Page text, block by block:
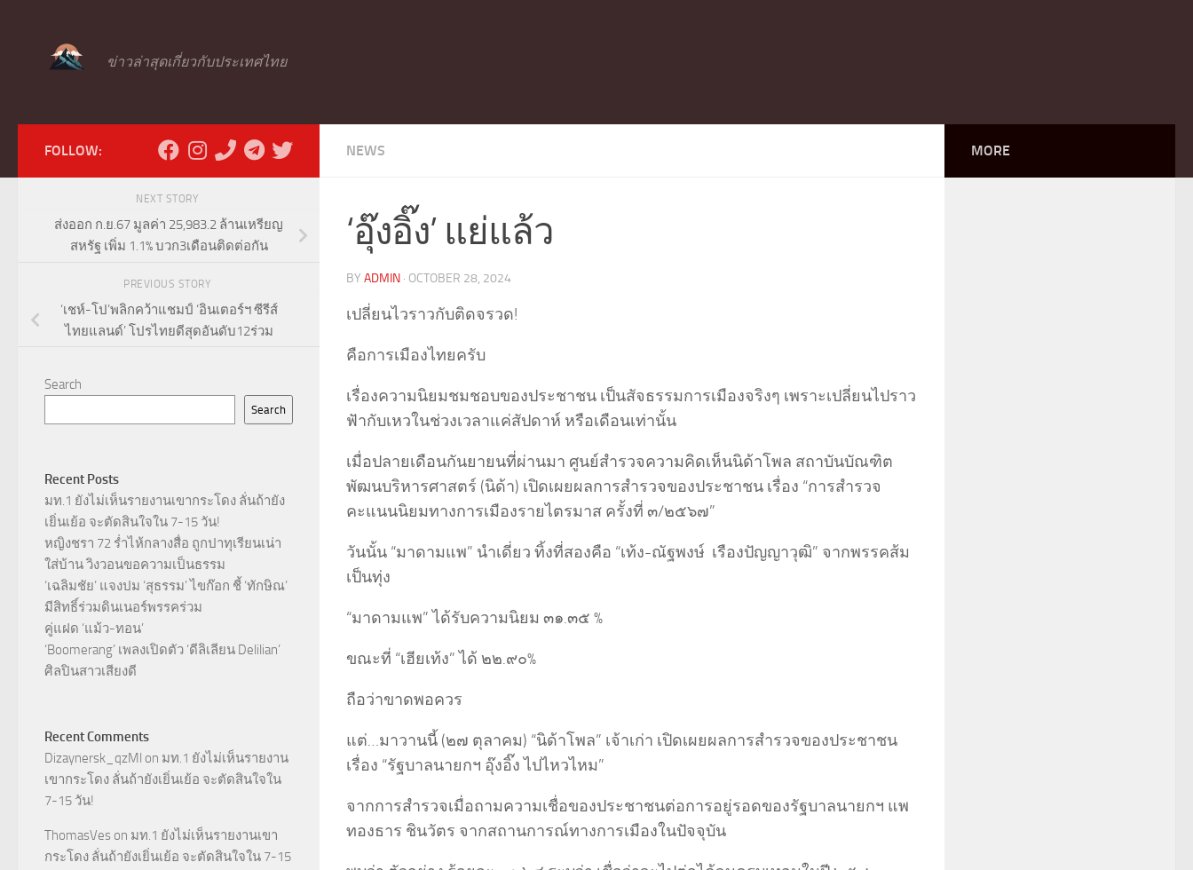
ข่าวล่าสุดเกี่ยวกับประเทศไทย
NEWS
‘อุ๊งอิ๊ง’ แย่แล้ว
BY ADMIN · OCTOBER 28, 2024
เปลี่ยนไวราวกับติดจรวด!
คือการเมืองไทยครับ
เรื่องความนิยมชมชอบของประชาชน เป็นสัจธรรมการเมืองจริงๆ เพราะเปลี่ยนไปราว
ฟัากับเหวในช่วงเวลาแค่สัปดาห์ หรือเดือนเท่านั้น
เมื่อปลายเดือนกันยายนที่ผ่านมา ศูนย์สำรวจความคิดเห็นนิด้าโพล สถาบันบัณฑิต
พัฒนบริหารศาสตร์ (นิด้า) เปิดเผยผลการสำรวจของประชาชน เรื่อง “การสำรวจ
คะแนนนิยมทางการเมืองรายไตรมาส ครั้งที่ ๓/๒๕๖๗”
วันนั้น “มาดามแพ” นำเดี่ยว ทิ้งที่สองคือ “เท้ง-ณัฐพงษ์ เรืองปัญญาวุฒิ” จากพรรคส้ม
เป็นทุ่ง
“มาดามแพ” ได้รับความนิยม ๓๑.๓๕ %
ขณะที่ “เฮียเท้ง” ได้ ๒๒.๙๐%
ถือว่าขาดพอควร
แต่…มาวานนี้ (๒๗ ตุลาคม) “นิด้าโพล” เจ้าเก่า เปิดเผยผลการสำรวจของประชาชน
เรื่อง “รัฐบาลนายกฯ อุ๊งอิ๊ง ไปไหวไหม”
จากการสำรวจเมื่อถามความเชื่อของประชาชนต่อการอยู่รอดของรัฐบาลนายกฯ แพ
ทองธาร ชินวัตร จากสถานการณ์ทางการเมืองในปัจจุบัน
FOLLOW:
NEXT STORY
ส่งออก ก.ย.67 มูลค่า 25,983.2 ล้านเหรียญ
สหรัฐ เพิ่ม 1.1% บวก3เดือนติดต่อกัน
PREVIOUS STORY
‘เชห์-โป’พลิกคว้าแชมป์ ‘อินเตอร์ฯ ซีรีส์
ไทยแลนด์’ โปรไทยดีสุดอันดับ12ร่วม
Search
Search
Recent Posts
มท.1 ยังไม่เห็นรายงานเขากระโดง ลั่นถ้ายัง
เยิ่นเย้อ จะตัดสินใจใน 7-15 วัน!
หญิงชรา 72 ร่ำไห้กลางสื่อ ถูกปาทุเรียนเน่า
ใส่บ้าน วิงวอนขอความเป็นธรรม
‘เฉลิมชัย’ แจงปม ‘สุธรรม’ ไขก๊อก ชี้ ‘ทักษิณ’
มีสิทธิ์ร่วมดินเนอร์พรรคร่วม
คู่แฝด ‘แม้ว-ทอน’
‘Boomerang’ เพลงเปิดตัว ‘ดีลิเลียน Delilian’
ศิลปินสาวเสียงดี
Recent Comments
Dizaynersk_qzMl on มท.1 ยังไม่เห็นรายงาน
เขากระโดง ลั่นถ้ายังเยิ่นเย้อ จะตัดสินใจใน
7-15 วัน!
ThomasVes on มท.1 ยังไม่เห็นรายงานเขา
กระโดง ลั่นถ้ายังเยิ่นเย้อ จะตัดสินใจใน 7-15
MORE